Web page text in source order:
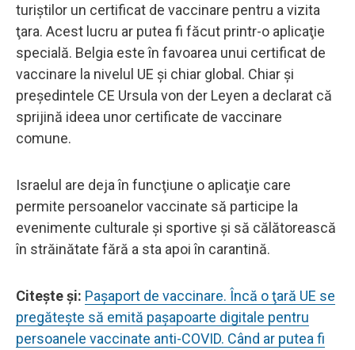
turiştilor un certificat de vaccinare pentru a vizita
ţara. Acest lucru ar putea fi făcut printr-o aplicaţie
specială. Belgia este în favoarea unui certificat de
vaccinare la nivelul UE şi chiar global. Chiar şi
preşedintele CE Ursula von der Leyen a declarat că
sprijină ideea unor certificate de vaccinare
comune.
Israelul are deja în funcţiune o aplicaţie care
permite persoanelor vaccinate să participe la
evenimente culturale şi sportive şi să călătorească
în străinătate fără a sta apoi în carantină.
Citeşte şi: Paşaport de vaccinare. Încă o ţară UE se
pregăteşte să emită paşapoarte digitale pentru
persoanele vaccinate anti-COVID. Când ar putea fi